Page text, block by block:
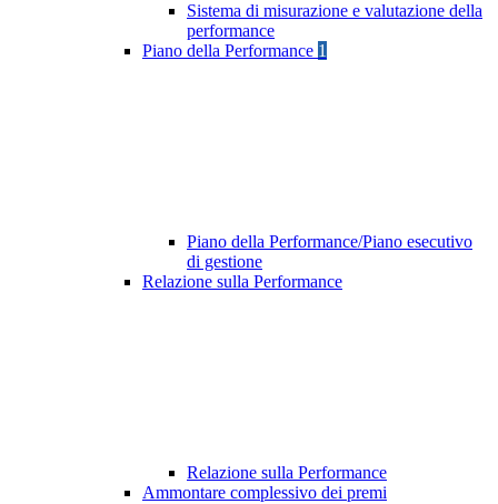
Sistema di misurazione e valutazione della
performance
Piano della Performance 1
Piano della Performance/Piano esecutivo
di gestione
Relazione sulla Performance
Relazione sulla Performance
Ammontare complessivo dei premi